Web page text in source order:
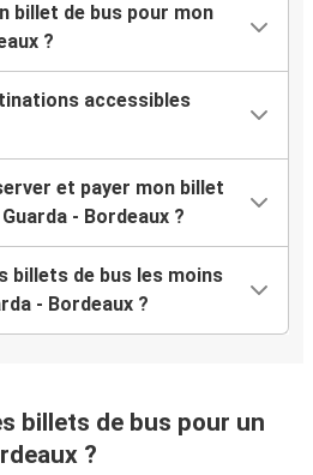
billet de bus pour mon
?
accessibles
et payer mon billet
- Bordeaux ?
billets de bus les moins
- Bordeaux ?
billets de bus pour un
?